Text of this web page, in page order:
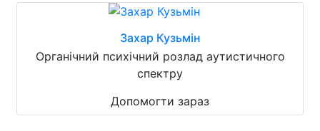
Захар Кузьмін
Органічний психічний розлад аутистичного
спектру
Допомогти зараз